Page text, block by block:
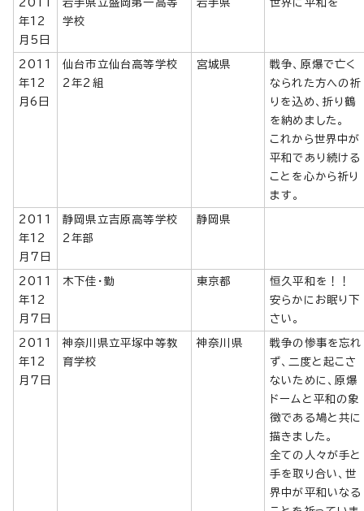
年12
月5日
学校
2011
年12
月6日
仙台市立仙台高等学校
2年2組
宮城県
戦争、原爆で亡く
なられた方への祈
りを込め、折り鶴
を納めました。
これから世界中が
平和であり続ける
ことを心から祈り
ます。
2011
年12
月7日
静岡県立吉原高等学校
2年部
静岡県
2011
年12
月7日
木下佳・勤 東京都
恒久平和を！！
安らかにお眠り下
さい。
2011
年12
月7日
神奈川県立平塚中等教
育学校
神奈川県
戦争の惨事を忘れ
ず、二度と起こさ
ないために、原爆
ドームと平和の象
徴である鳩と共に
描きました。
全ての人々が手と
手を取り合い、世
界中が平和いなる